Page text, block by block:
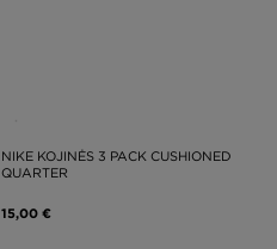
NIKE KOJINĖS 3 PACK CUSHIONED
QUARTER
15,00 €